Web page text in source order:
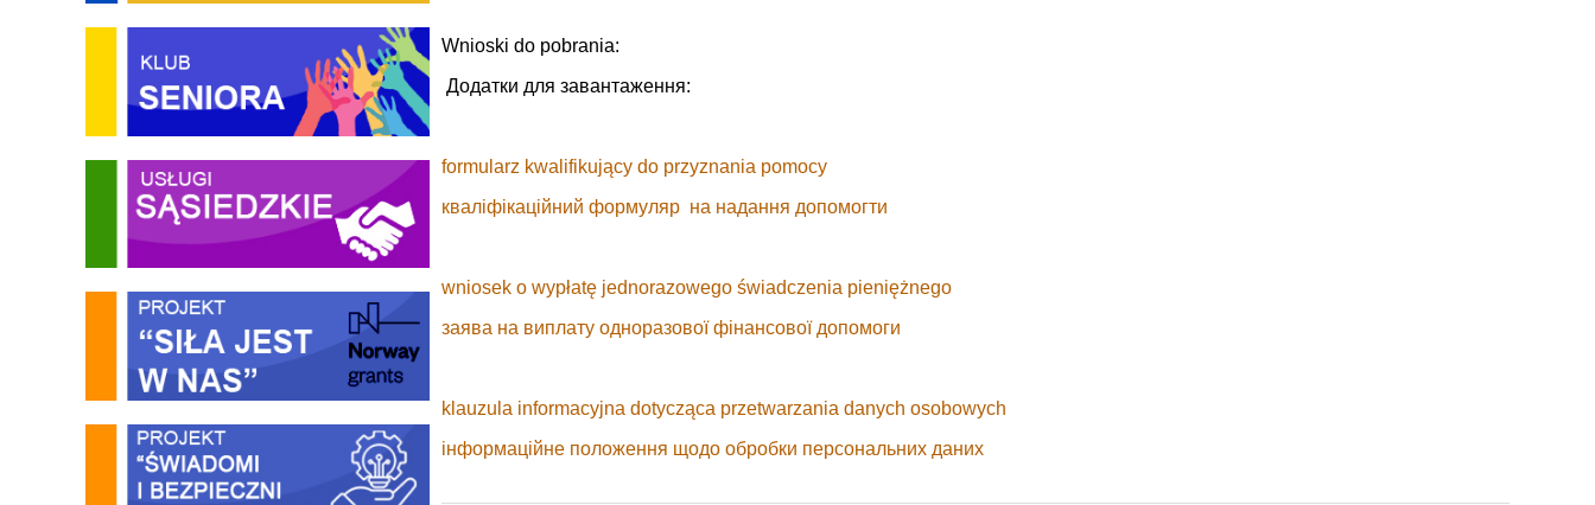
Wnioski do pobrania:
Додатки для завантаження:
formularz kwalifikujący do przyznania pomocy
кваліфікаційний формуляр на надання допомогти
wniosek o wypłatę jednorazowego świadczenia pieniężnego
заява на виплату одноразової фінансової допомоги
klauzula informacyjna dotycząca przetwarzania danych osobowych
інформаційне положення щодо обробки персональних даних